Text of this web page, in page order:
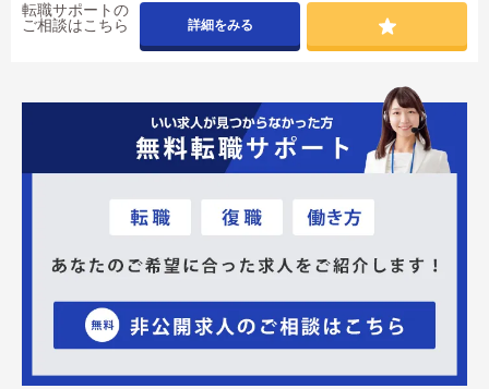
転職サポートの
ご相談はこちら
詳細をみる